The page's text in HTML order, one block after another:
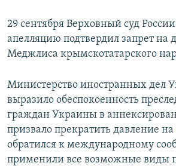
29 сентября Верховный суд России
апелляцию подтвердил запрет на
Меджлиса крымскотатарского
Министерство иностранных дел
выразило обеспокоенность
граждан Украины в
призвало прекратить давление
обратился к международному
применили все возможные виды